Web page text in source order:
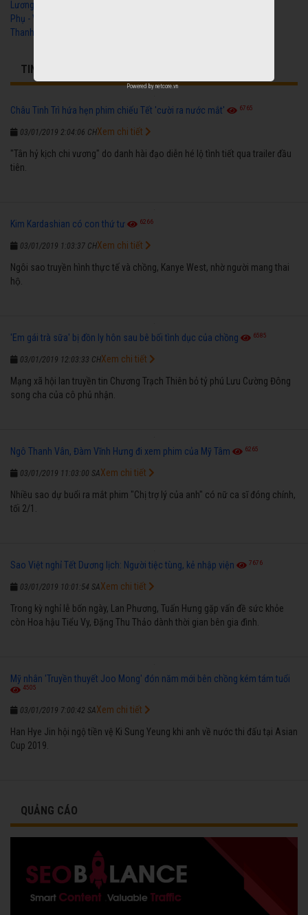
Lương Xưa Cô Dâu
Phụ - Vũ Linh, Tài Linh,
Thanh Ngân
TIN BÊN LỀ LIÊN QUAN
Châu Tinh Trì hứa hẹn phim chiếu Tết 'cười ra nước mắt' 6765
03/01/2019 2:04:06 CH
"Tân hỷ kịch chi vương" do danh hài đạo diễn hé lộ tình tiết qua trailer đầu
tiên.
Xem chi tiết
Kim Kardashian có con thứ tư 6266
03/01/2019 1:03:37 CH
Ngôi sao truyền hình thực tế và chồng, Kanye West, nhờ người mang thai
hộ.
Xem chi tiết
'Em gái trà sữa' bị đồn ly hôn sau bê bối tình dục của chồng 6585
03/01/2019 12:03:33 CH
Mạng xã hội lan truyền tin Chương Trạch Thiên bỏ tỷ phú Lưu Cường Đông
song cha của cô phủ nhận.
Xem chi tiết
Ngô Thanh Vân, Đàm Vĩnh Hưng đi xem phim của Mỹ Tâm 6265
03/01/2019 11:03:00 SA
Nhiều sao dự buổi ra mắt phim "Chị trợ lý của anh" có nữ ca sĩ đóng chính,
tối 2/1.
Xem chi tiết
Sao Việt nghỉ Tết Dương lịch: Người tiệc tùng, kẻ nhập viện 7676
03/01/2019 10:01:54 SA
Trong kỳ nghỉ lễ bốn ngày, Lan Phương, Tuấn Hưng gặp vấn đề sức khỏe
còn Hoa hậu Tiểu Vy, Đặng Thu Thảo dành thời gian bên gia đình.
Xem chi tiết
Mỹ nhân 'Truyền thuyết Joo Mong' đón năm mới bên chồng kém tám tuổi
4505
03/01/2019 7:00:42 SA
Han Hye Jin hội ngộ tiền vệ Ki Sung Yeung khi anh về nước thi đấu tại Asian
Cup 2019.
Xem chi tiết
QUẢNG CÁO
Powered bynetcore.vn